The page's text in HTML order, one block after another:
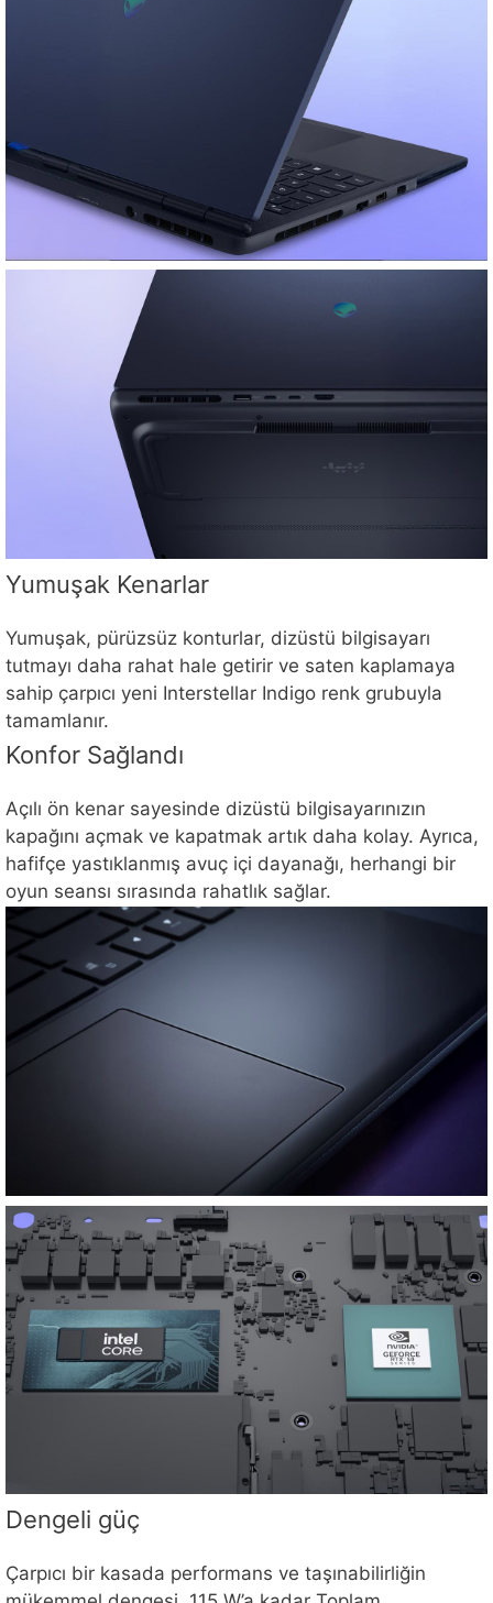
Yumuşak Kenarlar
Yumuşak, pürüzsüz konturlar, dizüstü bilgisayarı
tutmayı daha rahat hale getirir ve saten kaplamaya
sahip çarpıcı yeni Interstellar Indigo renk grubuyla
tamamlanır.
Konfor Sağlandı
Açılı ön kenar sayesinde dizüstü bilgisayarınızın
kapağını açmak ve kapatmak artık daha kolay. Ayrıca,
hafifçe yastıklanmış avuç içi dayanağı, herhangi bir
oyun seansı sırasında rahatlık sağlar.
Dengeli güç
Çarpıcı bir kasada performans ve taşınabilirliğin